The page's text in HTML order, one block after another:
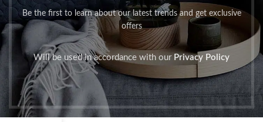
Be the first to learn about our latest trends and get exclusive
offers
Will be used in accordance with our Privacy Policy